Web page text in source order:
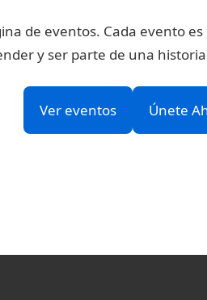
de eventos. Cada evento
y ser parte de una
Ver eventos Únete